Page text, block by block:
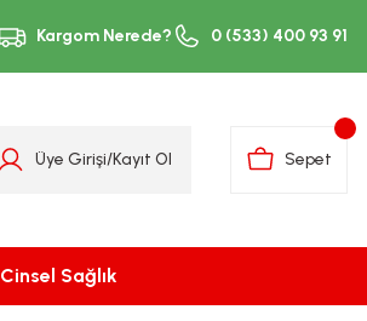
Kargom Nerede? 0 (533) 400 93 91
Üye Girişi/Kayıt Ol Sepet
Cinsel Sağlık